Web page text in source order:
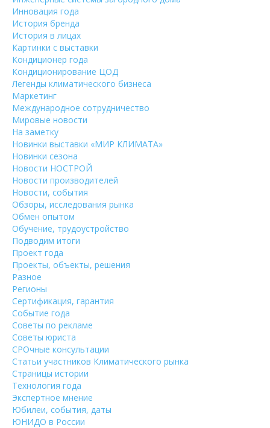
Инновация года
История бренда
История в лицах
Картинки с выставки
Кондиционер года
Кондиционирование ЦОД
Легенды климатического бизнеса
Маркетинг
Международное сотрудничество
Мировые новости
На заметку
Новинки выставки «МИР КЛИМАТА»
Новинки сезона
Новости НОСТРОЙ
Новости производителей
Новости, события
Обзоры, исследования рынка
Обмен опытом
Обучение, трудоустройство
Подводим итоги
Проект года
Проекты, объекты, решения
Разное
Регионы
Сертификация, гарантия
Событие года
Советы по рекламе
Советы юриста
СРОчные консультации
Статьи участников Климатического рынка
Страницы истории
Технология года
Экспертное мнение
Юбилеи, события, даты
ЮНИДО в России